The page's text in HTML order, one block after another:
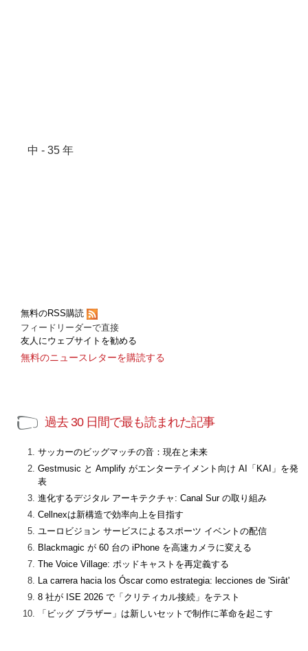
中 - 35 年
無料のRSS購読
フィードリーダーで直接
友人にウェブサイトを勧める
無料のニュースレターを購読する
過去 30 日間で最も読まれた記事
サッカーのビッグマッチの音：現在と未来
Gestmusic と Amplify がエンターテイメント向け AI「KAI」を発
表
進化するデジタル アーキテクチャ: Canal Sur の取り組み
Cellnexは新構造で効率向上を目指す
ユーロビジョン サービスによるスポーツ イベントの配信
Blackmagic が 60 台の iPhone を高速カメラに変える
The Voice Village: ポッドキャストを再定義する
La carrera hacia los Óscar como estrategia: lecciones de 'Sirât'
8 社が ISE 2026 で「クリティカル接続」をテスト
「ビッグ ブラザー」は新しいセットで制作に革命を起こす